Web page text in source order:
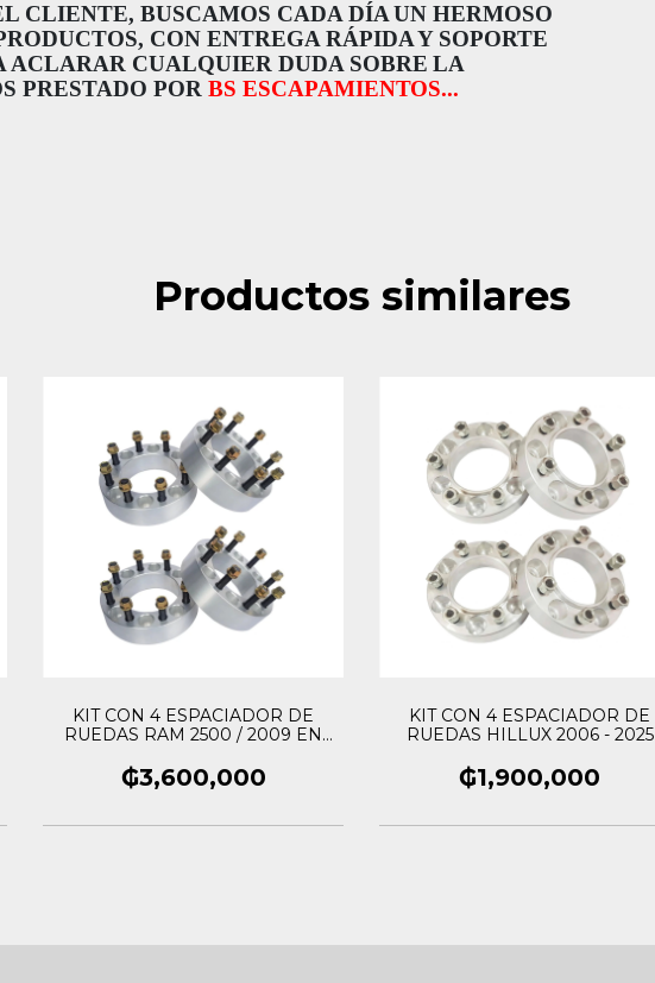
CLIENTE, BUSCAMOS CADA DÍA UN HERMOSO
CON ENTREGA RÁPIDA Y SOPORTE
ACLARAR CUALQUIER DUDA SOBRE LA
PRESTADO POR BS ESCAPAMIENTOS...
Productos similares
KIT CON 4 ESPACIADOR DE
RUEDAS RAM 2500 / 2009 EN
₲3,600,000
KIT CON 4 ESPACIADOR DE
RUEDAS HILLUX 2006 - 2025
₲1,900,000